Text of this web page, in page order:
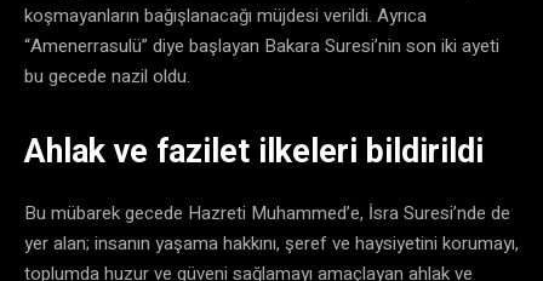
koşmayanların bağışlanacağı müjdesi verildi. Ayrıca
“Amenerrasulü” diye başlayan Bakara Suresi’nin son iki ayeti
bu gecede nazil oldu.
Ahlak ve fazilet ilkeleri bildirildi
Bu mübarek gecede Hazreti Muhammed’e, İsra Suresi’nde de
yer alan; insanın yaşama hakkını, şeref ve haysiyetini korumayı,
toplumda huzur ve güveni sağlamayı amaçlayan ahlak ve